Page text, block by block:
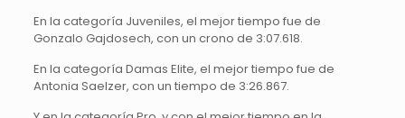
En la categoría Juveniles, el mejor tiempo fue de
Gonzalo Gajdosech, con un crono de 3:07.618.
En la categoría Damas Elite, el mejor tiempo fue de
Antonia Saelzer, con un tiempo de 3:26.867.